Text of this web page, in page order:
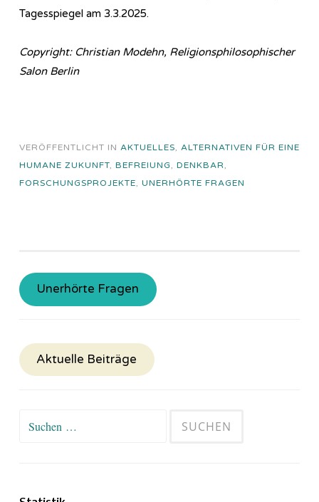
Tagesspiegel am 3.3.2025.
Copyright: Christian Modehn, Religionsphilosophischer
Salon Berlin
VERÖFFENTLICHT IN AKTUELLES, ALTERNATIVEN FÜR EINE
HUMANE ZUKUNFT, BEFREIUNG, DENKBAR,
FORSCHUNGSPROJEKTE, UNERHÖRTE FRAGEN
Unerhörte Fragen
Aktuelle Beiträge
Suchen